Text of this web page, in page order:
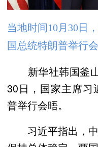
当地时间10月30日
国总统特朗普举行
新华社韩国釜山
30日，国家主席习
普举行会晤。
习近平指出，中